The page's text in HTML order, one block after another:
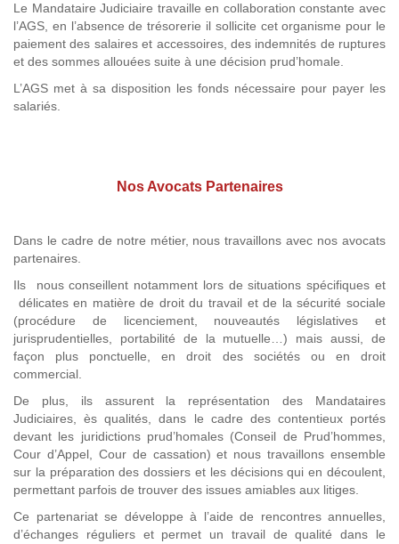
Le Mandataire Judiciaire travaille en collaboration constante avec
l’AGS, en l’absence de trésorerie il sollicite cet organisme pour le
paiement des salaires et accessoires, des indemnités de ruptures
et des sommes allouées suite à une décision prud’homale.
L’AGS met à sa disposition les fonds nécessaire pour payer les
salariés.
Nos Avocats Partenaires
Dans le cadre de notre métier, nous travaillons avec nos avocats
partenaires.
Ils nous conseillent notamment lors de situations spécifiques et
délicates en matière de droit du travail et de la sécurité sociale
(procédure de licenciement, nouveautés législatives et
jurisprudentielles, portabilité de la mutuelle…) mais aussi, de
façon plus ponctuelle, en droit des sociétés ou en droit
commercial.
De plus, ils assurent la représentation des Mandataires
Judiciaires, ès qualités, dans le cadre des contentieux portés
devant les juridictions prud’homales (Conseil de Prud’hommes,
Cour d’Appel, Cour de cassation) et nous travaillons ensemble
sur la préparation des dossiers et les décisions qui en découlent,
permettant parfois de trouver des issues amiables aux litiges.
Ce partenariat se développe à l’aide de rencontres annuelles,
d’échanges réguliers et permet un travail de qualité dans le